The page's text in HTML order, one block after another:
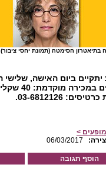
בתיאטרון הסימטה (תמונת יחסי ציבור)
03-6812126.
>
06/03/2017
הוסף תגובה